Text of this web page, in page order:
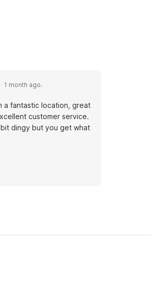
1 month ago.
a fantastic location, great
customer service.
dingy but you get what